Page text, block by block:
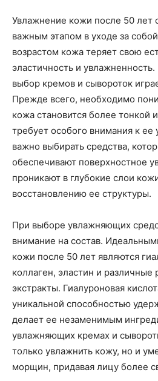
Увлажнение кожи после 50 лет
важным этапом в уходе за
возрастом кожа теряет свою
эластичность и увлажненность.
выбор кремов и сывороток
Прежде всего, необходимо
кожа становится более тонкой
требует особого внимания к
важно выбирать средства,
обеспечивают поверхностное
проникают в глубокие слои
восстановлению ее структуры.
При выборе увлажняющих
внимание на состав.
кожи после 50 лет являются
коллаген, эластин и различные
экстракты. Гиалуроновая
уникальной способностью
делает ее незаменимым
увлажняющих кремах и
только увлажнить кожу, но и
морщин, придавая лицу более